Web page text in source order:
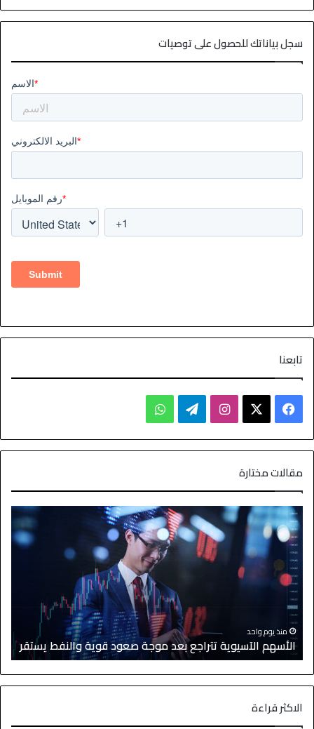
سجل بياناتك للحصول على توصيات
تابعنا
مقالات مختارة
منذ يوم واحد
الأسهم الآسيوية تتراجع بعد موجة صعود قوية والنفط يستقر
الاكثر قراءة